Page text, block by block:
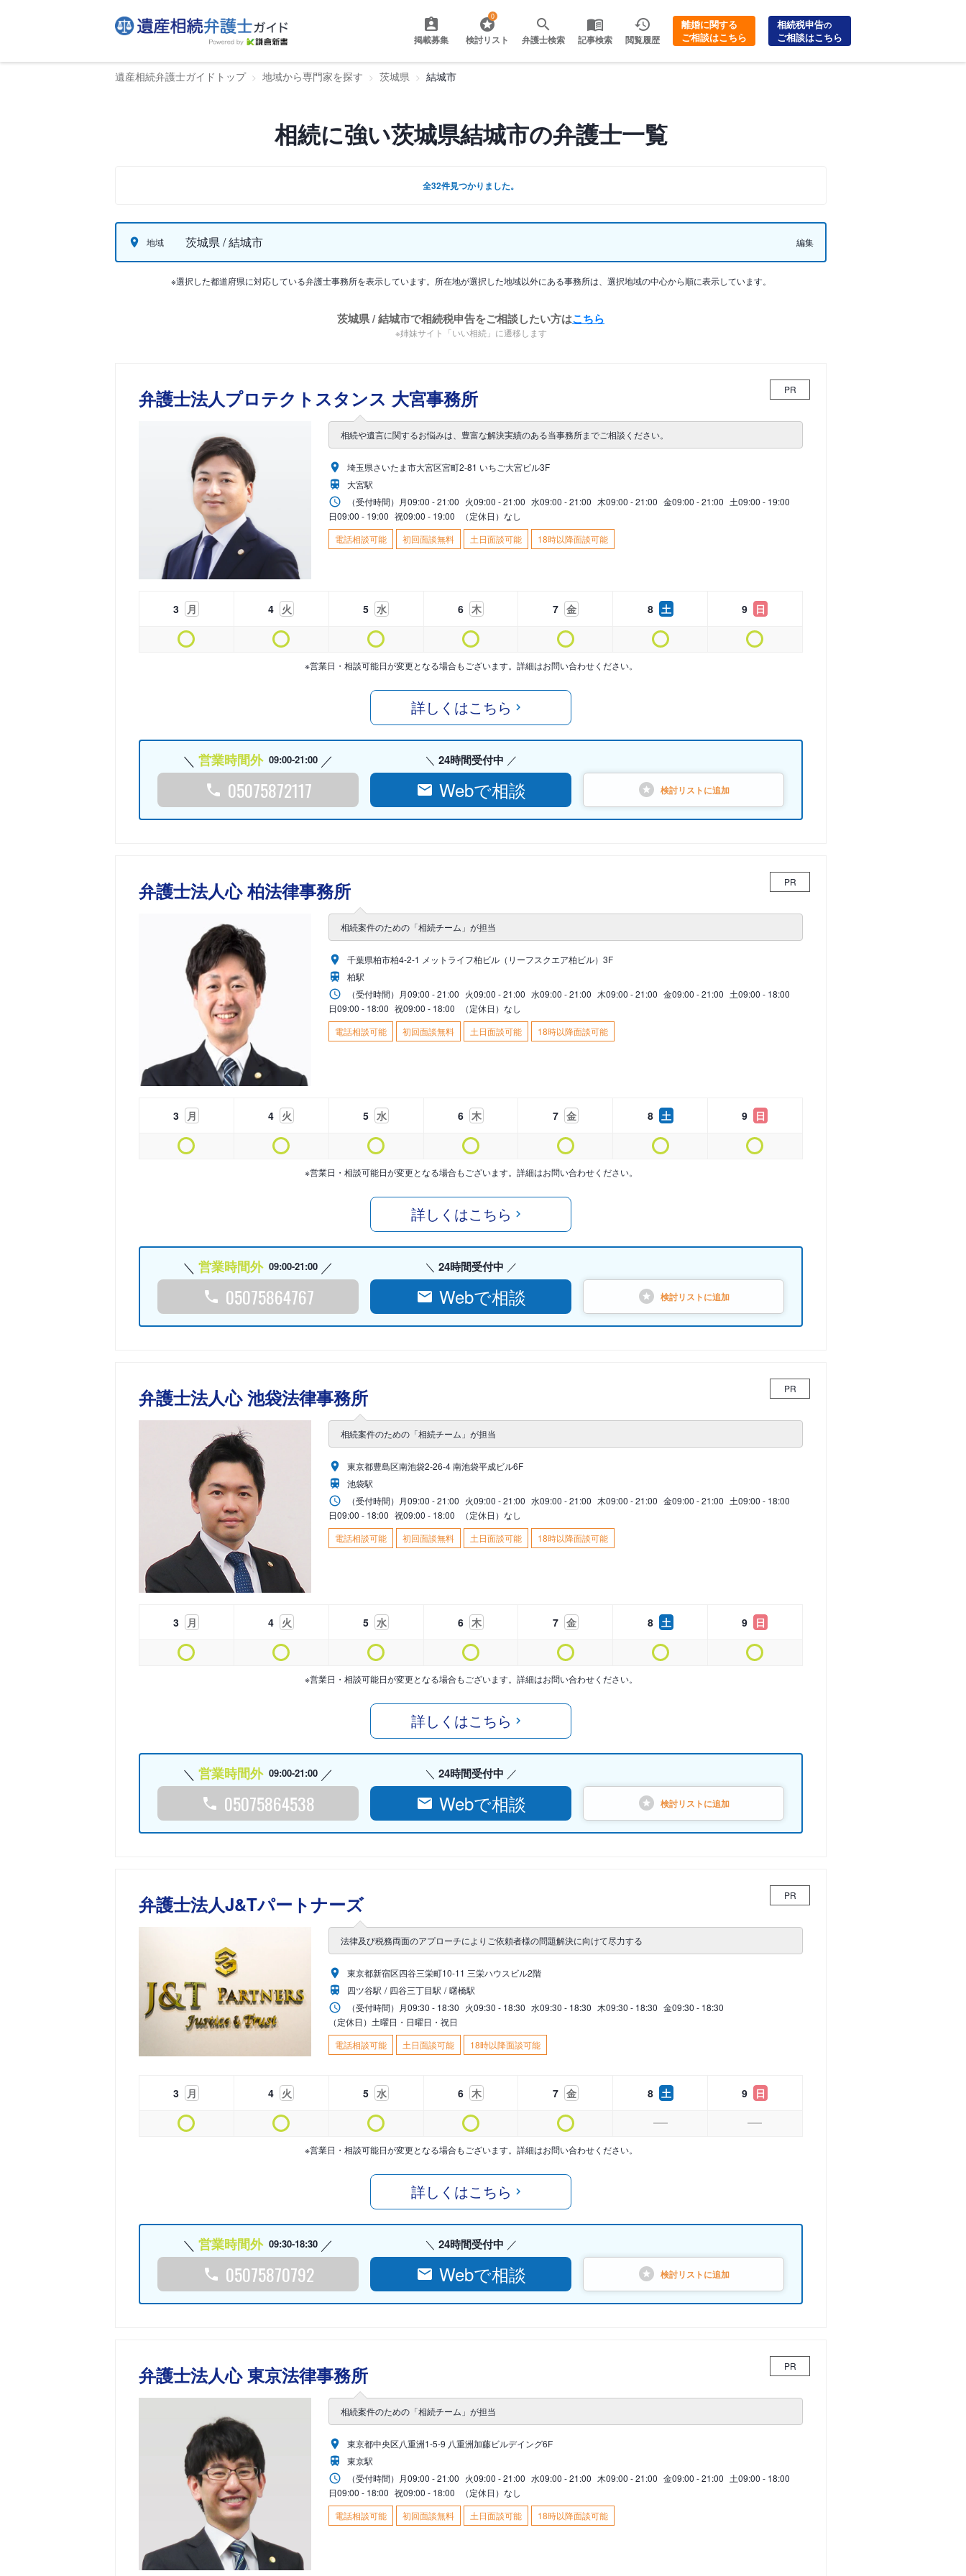
掲載募集
0
検討リスト 弁護士検索 記事検索 閲覧履歴
離婚に関する
ご相談はこちら
相続税申告の
ご相談はこちら
遺産相続弁護士ガイドトップ 地域から専門家を探す 茨城県 結城市
相続に強い茨城県結城市の弁護士一覧
全32件見つかりました。
地域 茨城県 / 結城市 編集
※選択した都道府県に対応している弁護士事務所を表示しています。所在地が選択した地域以外にある事務所は、選択地域の中心から順に表示しています。
茨城県 / 結城市で相続税申告をご相談したい方はこちら
※姉妹サイト「いい相続」に遷移します
弁護士法人プロテクトスタンス 大宮事務所 PR
相続や遺言に関するお悩みは、豊富な解決実績のある当事務所までご相談ください。
埼玉県さいたま市大宮区宮町2-81 いちご大宮ビル3F
大宮駅
（受付時間） 月09:00 - 21:00 火09:00 - 21:00 水09:00 - 21:00 木09:00 - 21:00 金09:00 - 21:00 土09:00 - 19:00
日09:00 - 19:00 祝09:00 - 19:00
（定休日）なし
電話相談可能
初回面談無料 土日面談可能 18時以降面談可能
3 月 4 火 5 水 6 木 7 金 8 土 9 日
※営業日・相談可能日が変更となる場合もございます。詳細はお問い合わせください。
詳しくはこちら
営業時間外 09:00-21:00
05075872117
24時間受付中
Webで相談 検討リストに追加
弁護士法人心 柏法律事務所 PR
相続案件のための「相続チーム」が担当
千葉県柏市柏4-2-1 メットライフ柏ビル（リーフスクエア柏ビル）3F
柏駅
（受付時間） 月09:00 - 21:00 火09:00 - 21:00 水09:00 - 21:00 木09:00 - 21:00 金09:00 - 21:00 土09:00 - 18:00
日09:00 - 18:00 祝09:00 - 18:00
（定休日）なし
電話相談可能
初回面談無料 土日面談可能 18時以降面談可能
3 月 4 火 5 水 6 木 7 金 8 土 9 日
※営業日・相談可能日が変更となる場合もございます。詳細はお問い合わせください。
詳しくはこちら
営業時間外 09:00-21:00
05075864767
24時間受付中
Webで相談 検討リストに追加
弁護士法人心 池袋法律事務所 PR
相続案件のための「相続チーム」が担当
東京都豊島区南池袋2-26-4 南池袋平成ビル6F
池袋駅
（受付時間） 月09:00 - 21:00 火09:00 - 21:00 水09:00 - 21:00 木09:00 - 21:00 金09:00 - 21:00 土09:00 - 18:00
日09:00 - 18:00 祝09:00 - 18:00
（定休日）なし
電話相談可能
初回面談無料 土日面談可能 18時以降面談可能
3 月 4 火 5 水 6 木 7 金 8 土 9 日
※営業日・相談可能日が変更となる場合もございます。詳細はお問い合わせください。
詳しくはこちら
営業時間外 09:00-21:00
05075864538
24時間受付中
Webで相談 検討リストに追加
弁護士法人J&Tパートナーズ PR
法律及び税務両面のアプローチによりご依頼者様の問題解決に向けて尽力する
東京都新宿区四谷三栄町10-11 三栄ハウスビル2階
四ツ谷駅
四谷三丁目駅
曙橋駅
（受付時間） 月09:30 - 18:30 火09:30 - 18:30 水09:30 - 18:30 木09:30 - 18:30 金09:30 - 18:30
（定休日）土曜日・日曜日・祝日
電話相談可能
土日面談可能 18時以降面談可能
3 月 4 火 5 水 6 木 7 金 8 土 9 日
※営業日・相談可能日が変更となる場合もございます。詳細はお問い合わせください。
詳しくはこちら
営業時間外 09:30-18:30
05075870792
24時間受付中
Webで相談 検討リストに追加
弁護士法人心 東京法律事務所 PR
相続案件のための「相続チーム」が担当
東京都中央区八重洲1-5-9 八重洲加藤ビルデイング6F
東京駅
（受付時間） 月09:00 - 21:00 火09:00 - 21:00 水09:00 - 21:00 木09:00 - 21:00 金09:00 - 21:00 土09:00 - 18:00
日09:00 - 18:00 祝09:00 - 18:00
（定休日）なし
電話相談可能
初回面談無料 土日面談可能 18時以降面談可能